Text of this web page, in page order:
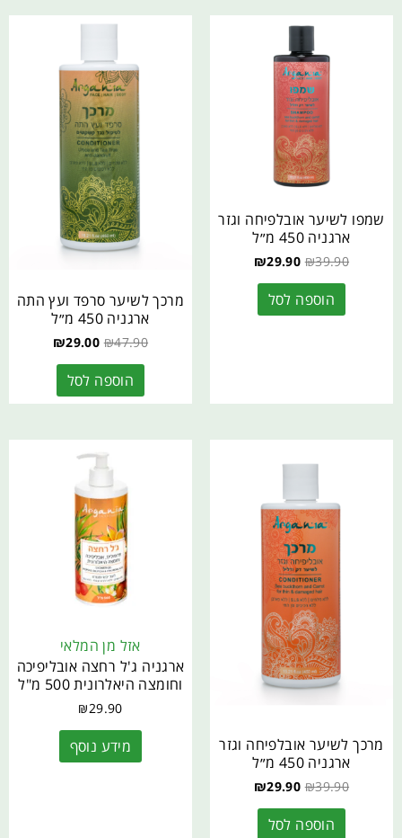
שמפו לשיער אובלפיחה וגזר
ארגניה 450 מ״ל
₪39.90
₪29.90
הוספה לסל
מרכך לשיער סרפד ועץ התה
ארגניה 450 מ״ל
₪47.90
₪29.00
הוספה לסל
מרכך לשיער אובלפיחה וגזר
ארגניה 450 מ״ל
₪39.90
₪29.90
הוספה לסל
אזל מן המלאי
ארגניה ג'ל רחצה אובליפיכה
וחומצה היאלרונית 500 מ"ל
₪29.90
מידע נוסף